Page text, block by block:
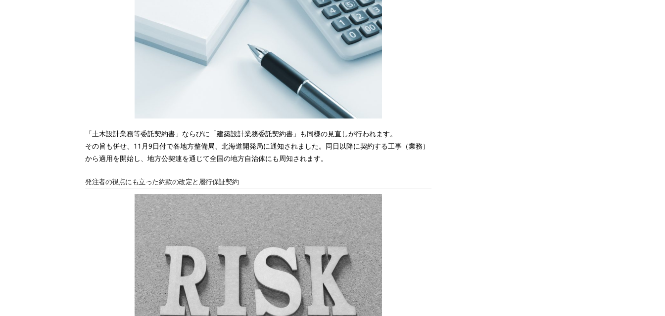
「土木設計業務等委託契約書」ならびに「建築設計業務委託契約書」も同様の見直しが行われます。
その旨も併せ、11月9日付で各地方整備局、北海道開発局に通知されました。同日以降に契約する工事（業務）
から適用を開始し、地方公契連を通じて全国の地方自治体にも周知されます。
発注者の視点にも立った約款の改定と履行保証契約